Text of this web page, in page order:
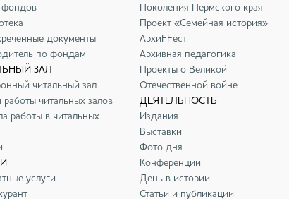
фондов
документы
по фондам
ЗАЛ
читальный зал
читальных залов
работы в читальных
услуги
Поколения Пермского края
Проект «Семейная история»
АрхиFFест
Архивная педагогика
Проекты о Великой
Отечественной войне
ДЕЯТЕЛЬНОСТЬ
Издания
Выставки
Фото дня
Конференции
День в истории
Статьи и публикации